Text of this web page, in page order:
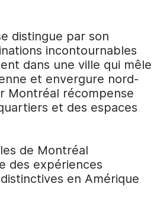
distingue par son
incontournables
dans une ville qui mêle
et envergure nord-
Montréal récompense
et des espaces
de Montréal
des expériences
en Amérique